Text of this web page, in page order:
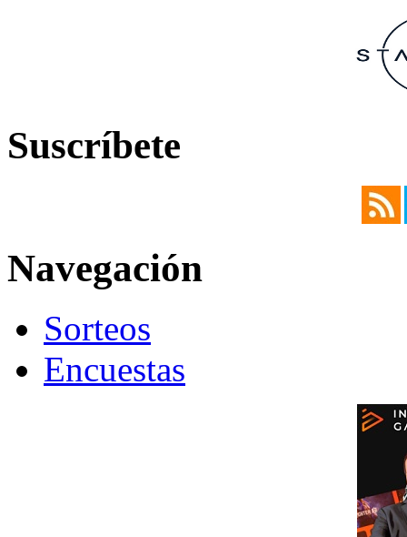
Suscríbete
Navegación
Sorteos
Encuestas